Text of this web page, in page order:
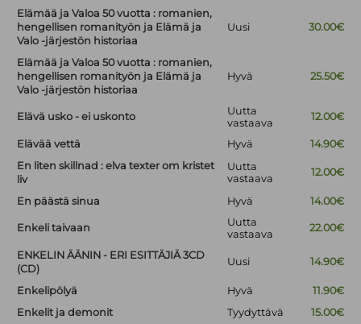
Elämää ja Valoa 50 vuotta : romanien,
hengellisen romanityön ja Elämä ja
Valo -järjestön historiaa
Uusi 30.00€
Elämää ja Valoa 50 vuotta : romanien,
hengellisen romanityön ja Elämä ja
Valo -järjestön historiaa
Hyvä 25.50€
Elävä usko - ei uskonto
Uutta
vastaava
12.00€
Elävää vettä Hyvä
14.90€
En liten skillnad : elva texter om kristet
liv
Uutta
vastaava
12.00€
En päästä sinua Hyvä 14.00€
Enkeli taivaan
Uutta
vastaava
22.00€
ENKELIN ÄÄNIN - ERI ESITTÄJIÄ 3CD
(CD)
Uusi 14.90€
Enkelipölyä Hyvä
11.90€
Enkelit ja demonit
Tyydyttävä 15.00€